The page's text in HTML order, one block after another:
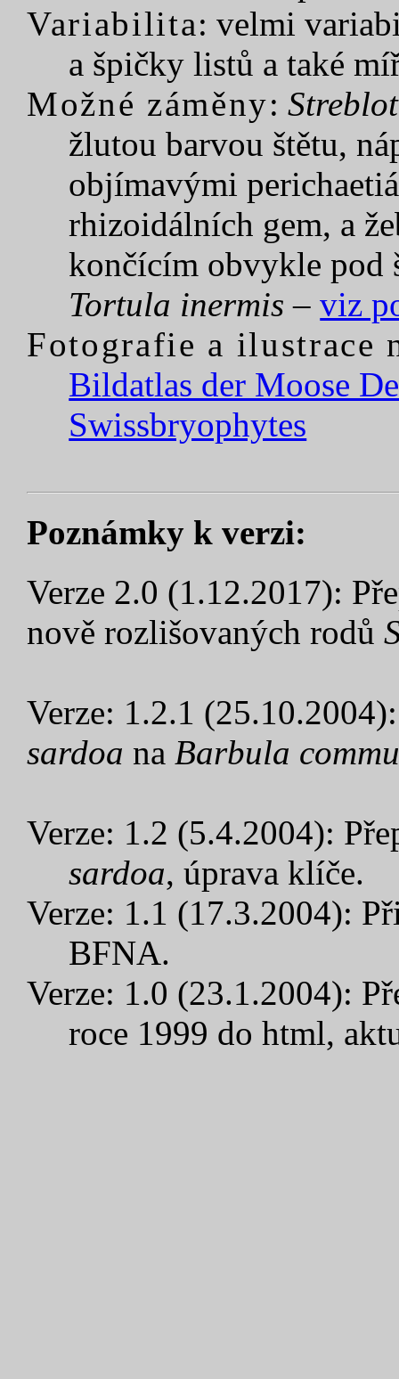
Variabilita: velmi
a špičky listů a také
Možné záměny:
žlutou barvou štětu,
objímavými
rhizoidálních gem, a
končícím obvykle pod
Tortula inermis –viz
Fotografie a ilustrace
Bildatlas der Moose
Swissbryophytes
Poznámky k verzi:
Verze 2.0 (1.12.2017):
nově rozlišovaných rodů
Verze: 1.2.1
sardoa na Barbula
Verze: 1.2 (5.4.2004):
sardoa, úprava klíče.
Verze: 1.1 (17.3.2004):
BFNA.
Verze: 1.0 (23.1.2004):
roce 1999 do html,